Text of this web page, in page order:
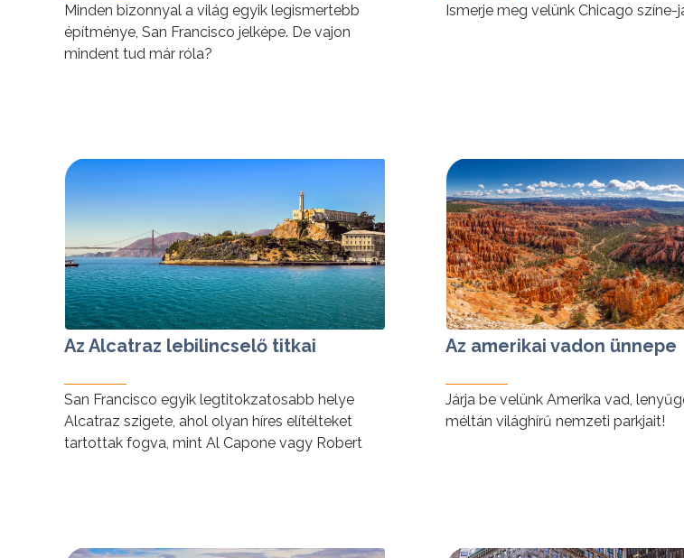
Minden bizonnyal a világ egyik legismertebb
építménye, San Francisco jelképe. De vajon
mindent tud már róla?
Ismerje meg velünk Chicago színe-
Az Alcatraz lebilincselő titkai
San Francisco egyik legtitokzatosabb helye
Alcatraz szigete, ahol olyan híres elítélteket
tartottak fogva, mint Al Capone vagy Robert
Az amerikai vadon ünnepe
Járja be velünk Amerika vad,
méltán világhírű nemzeti parkjait!